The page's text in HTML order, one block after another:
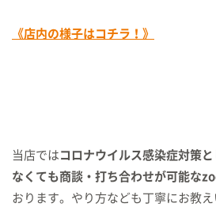
《店内の様子はコチラ！》
当店では コロナウイルス感染症対策
なくても商談・打ち合わせが可能な
おります。やり方なども丁寧にお教え